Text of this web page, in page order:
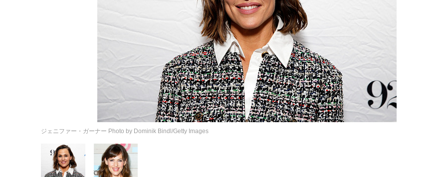
ジェニファー・ガーナー Photo by Dominik Bindl/Getty Images